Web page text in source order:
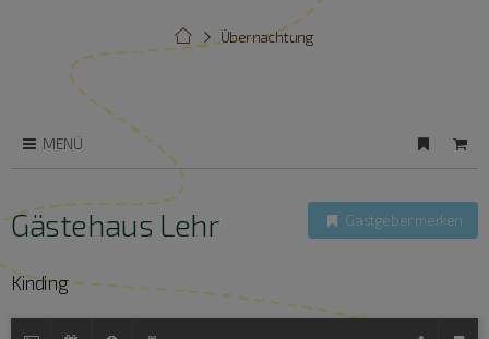
Übernachtung
MENÜ
Gästehaus Lehr Gastgeber merken
Kinding